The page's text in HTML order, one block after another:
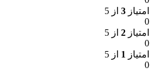
امتیاز 3 از 5
0
امتیاز 2 از 5
0
امتیاز 1 از 5
0